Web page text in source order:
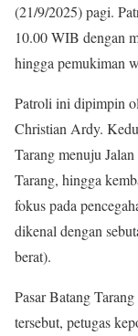
(21/9/2025) pagi.
10.00 WIB dengan
hingga pemukiman
Patroli ini dipimpin
Christian Ardy.
Tarang menuju
Tarang, hingga
fokus pada
dikenal dengan
berat).
Pasar Batang
tersebut, petugas